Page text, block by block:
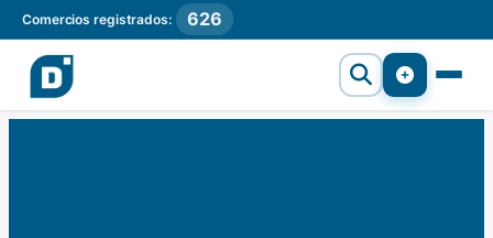
Comercios registrados: 626